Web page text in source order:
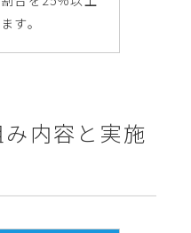
す。
内容と実施